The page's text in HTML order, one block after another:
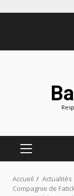
MENU
PRINCIPAL
Accueil Actualités
Compagnie de